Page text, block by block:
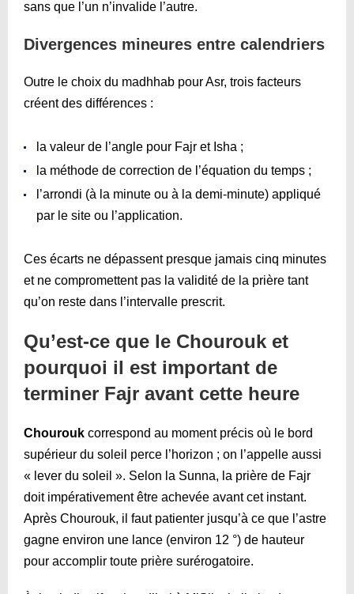
sans que l’un n’invalide l’autre.
Divergences mineures entre calendriers
Outre le choix du madhhab pour Asr, trois facteurs
créent des différences :
la valeur de l’angle pour Fajr et Isha ;
la méthode de correction de l’équation du temps ;
l’arrondi (à la minute ou à la demi-minute) appliqué
par le site ou l’application.
Ces écarts ne dépassent presque jamais cinq minutes
et ne compromettent pas la validité de la prière tant
qu’on reste dans l’intervalle prescrit.
Qu’est-ce que le Chourouk et
pourquoi il est important de
terminer Fajr avant cette heure
Chourouk correspond au moment précis où le bord
supérieur du soleil perce l’horizon ; on l’appelle aussi
« lever du soleil ». Selon la Sunna, la prière de Fajr
doit impérativement être achevée avant cet instant.
Après Chourouk, il faut patienter jusqu’à ce que l’astre
gagne environ une lance (environ 12 °) de hauteur
pour accomplir toute prière surérogatoire.